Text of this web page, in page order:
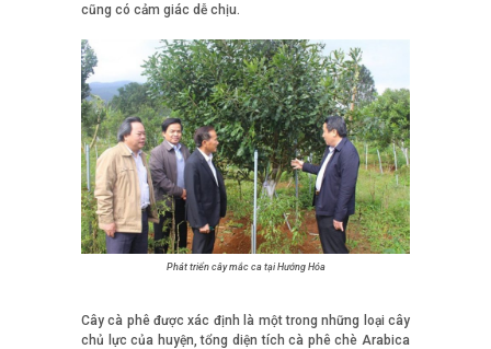
cũng có cảm giác dễ chịu.
Phát triển cây mắc ca tại Hướng Hóa
Cây cà phê được xác định là một trong những loại cây
chủ lực của huyện, tổng diện tích cà phê chè Arabica